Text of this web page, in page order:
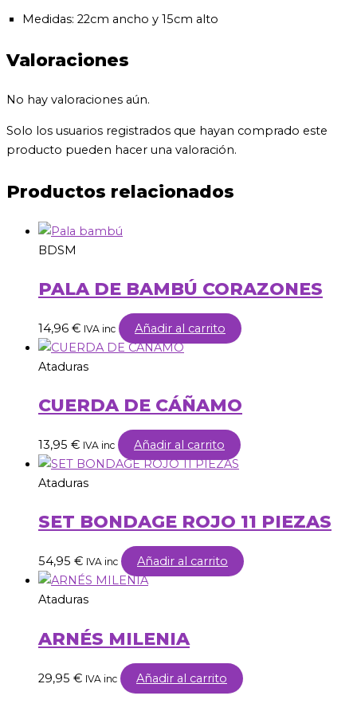
Medidas: 22cm ancho y 15cm alto
Valoraciones
No hay valoraciones aún.
Solo los usuarios registrados que hayan comprado este
producto pueden hacer una valoración.
Productos relacionados
BDSM
PALA DE BAMBÚ CORAZONES
14,96 € IVA inc Añadir al carrito
Ataduras
CUERDA DE CÁÑAMO
13,95 € IVA inc Añadir al carrito
Ataduras
SET BONDAGE ROJO 11 PIEZAS
54,95 € IVA inc Añadir al carrito
Ataduras
ARNÉS MILENIA
29,95 € IVA inc Añadir al carrito